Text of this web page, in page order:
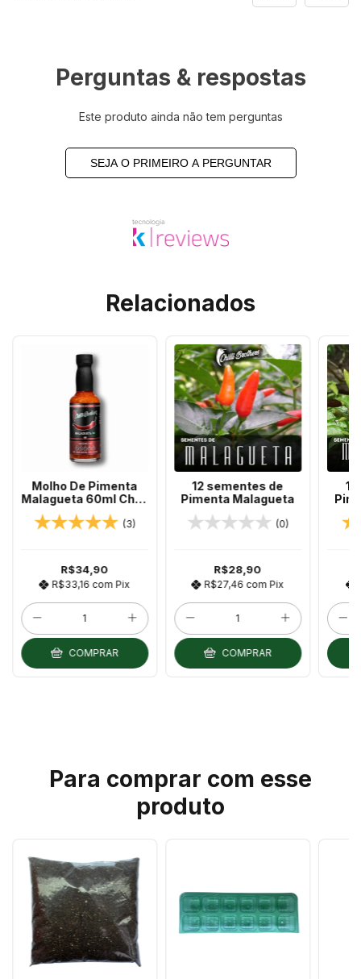
Perguntas & respostas
Este produto ainda não tem perguntas
SEJA O PRIMEIRO A PERGUNTAR
Relacionados
Molho De Pimenta
Malagueta 60ml Chilli
Brothers
(3)
R$34,90
R$33,16 com Pix
COMPRAR
12 sementes de
Pimenta Malagueta
(0)
R$28,90
R$27,46 com Pix
COMPRAR
Para comprar com esse
produto